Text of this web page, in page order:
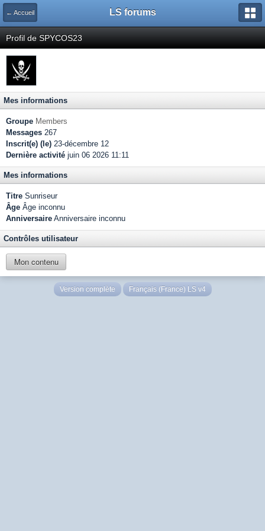
← Accueil LS forums
Profil de SPYCOS23
Mes informations
Groupe Members
Messages 267
Inscrit(e) (le) 23-décembre 12
Dernière activité juin 06 2026 11:11
Mes informations
Titre Sunriseur
Âge Âge inconnu
Anniversaire Anniversaire inconnu
Contrôles utilisateur
Mon contenu
Version complète Français (France) LS v4